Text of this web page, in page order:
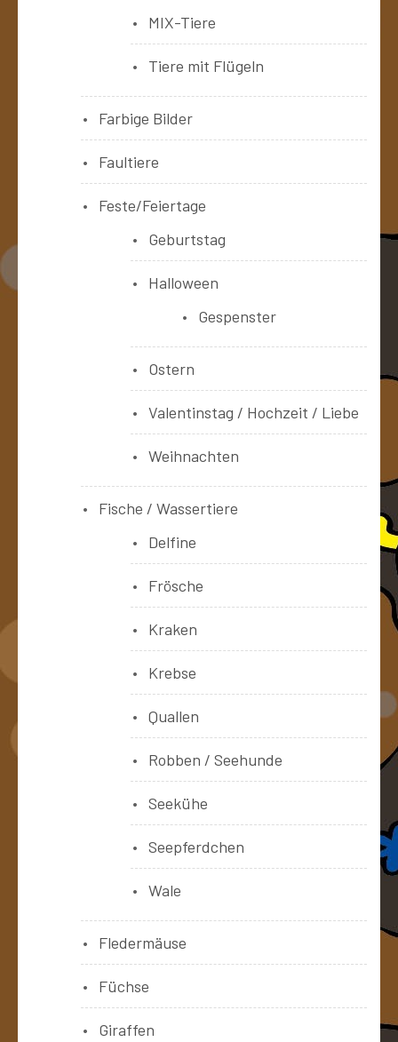
MIX-Tiere
Tiere mit Flügeln
Farbige Bilder
Faultiere
Feste/Feiertage
Geburtstag
Halloween
Gespenster
Ostern
Valentinstag / Hochzeit / Liebe
Weihnachten
Fische / Wassertiere
Delfine
Frösche
Kraken
Krebse
Quallen
Robben / Seehunde
Seekühe
Seepferdchen
Wale
Fledermäuse
Füchse
Giraffen